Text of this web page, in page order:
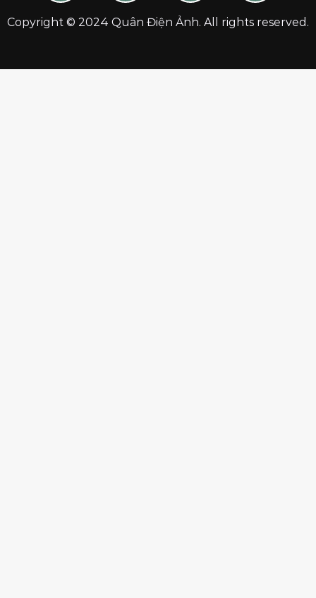
Copyright © 2024 Quân Điện Ảnh. All rights reserved.